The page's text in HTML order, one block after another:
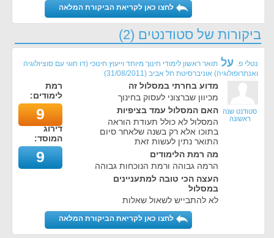
לחצו כאן לקריאת הביקורת המלאה
ביקורות של סטודנטים (2)
נטלי פ. על תואר ראשון לימודי חינוך מיוחד וייעוץ חינוכי (דו חוגי עם סוציולוגיה
ואנתרופולוגיה) אוניברסיטת תל אביב (
31/08/2011
)
סטודנט שנה
ראשונה
מדוע בחרתי במסלול זה
מכיוון שברצוני לעסוק בחינוך
האם המסלול עמד בציפיות
המסלול לא כולל תעודת הוראה
בתוכו אלא רק בשנה שלאחר סיום
התואר נתין לעשות זאת
מה רמת הלימודים
הרמה גבוהה ורמת הנוכחות גבוהה
העצה הכי טובה למתעניינים
במסלול
לא להתבייש לשאול שאלות
רמת
לימודים:
9
דירוג
המוסד:
9
לחצו כאן לקריאת הביקורת המלאה